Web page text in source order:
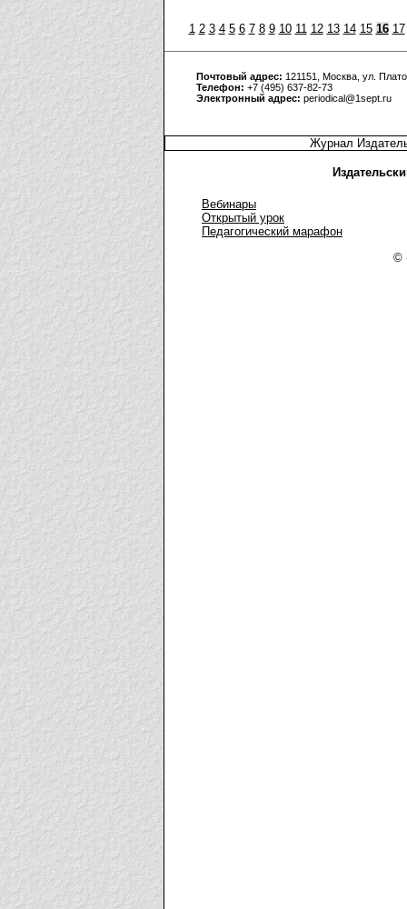
1 2 3 4 5 6 7 8 9 10 11 12 13 14 15 16 17
Почтовый адрес: 121151, Москва, ул.
Телефон: +7 (495) 637-82-73
Электронный адрес: periodical@1sept.ru
Журнал
Вебинары
Открытый урок
Педагогический марафон
©